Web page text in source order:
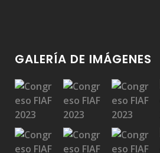
GALERÍA DE IMÁGENES